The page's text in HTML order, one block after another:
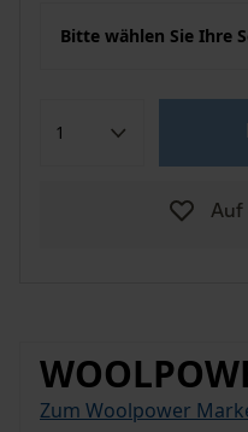
Bitte wählen Sie Ihre
Auf
Zum Woolpower